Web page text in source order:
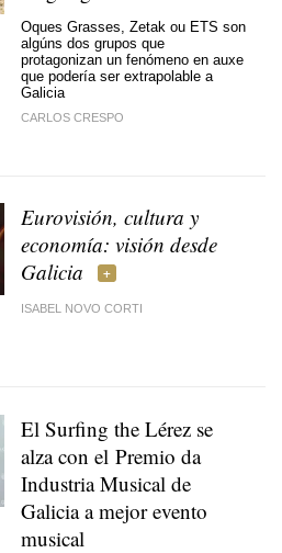
Oques Grasses, Zetak ou ETS son
algúns dos grupos que
protagonizan un fenómeno en auxe
que podería ser extrapolable a
Galicia
CARLOS CRESPO
Eurovisión, cultura y
economía: visión desde
Galicia
ISABEL NOVO CORTI
El Surfing the Lérez se
alza con el Premio da
Industria Musical de
Galicia a mejor evento
musical